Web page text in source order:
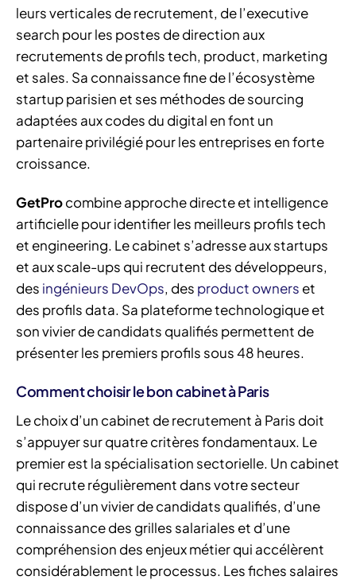
leurs verticales de recrutement, de l’executive
search pour les postes de direction aux
recrutements de profils tech, product, marketing
et sales. Sa connaissance fine de l’écosystème
startup parisien et ses méthodes de sourcing
adaptées aux codes du digital en font un
partenaire privilégié pour les entreprises en forte
croissance.
GetProcombine approche directe et intelligence
artificielle pour identifier les meilleurs profils tech
et engineering. Le cabinet s’adresse aux startups
et aux scale-ups qui recrutent des développeurs,
des ingénieurs DevOps, des product owners et
des profils data. Sa plateforme technologique et
son vivier de candidats qualifiés permettent de
présenter les premiers profils sous 48 heures.
Comment choisir le bon cabinet à Paris
Le choix d’un cabinet de recrutement à Paris doit
s’appuyer sur quatre critères fondamentaux. Le
premier est la spécialisation sectorielle. Un cabinet
qui recrute régulièrement dans votre secteur
dispose d’un vivier de candidats qualifiés, d’une
connaissance des grilles salariales et d’une
compréhension des enjeux métier qui accélèrent
considérablement le processus. Les fiches salaires